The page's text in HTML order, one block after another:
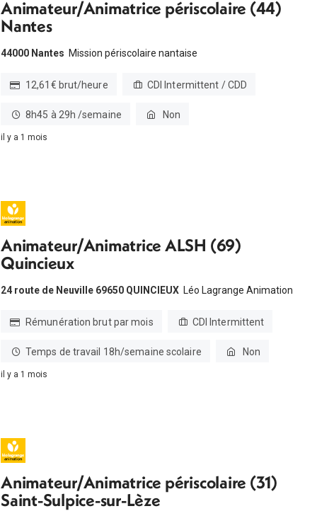
Animateur/Animatrice périscolaire (44)
Nantes
44000 Nantes Mission périscolaire nantaise
12,61€ brut/heure CDI Intermittent / CDD
8h45 à 29h /semaine Non
il y a 1 mois
Animateur/Animatrice ALSH (69)
Quincieux
24 route de Neuville 69650 QUINCIEUX Léo Lagrange Animation
Rémunération brut par mois CDI Intermittent
Temps de travail 18h/semaine scolaire Non
il y a 1 mois
Animateur/Animatrice périscolaire (31)
Saint-Sulpice-sur-Lèze